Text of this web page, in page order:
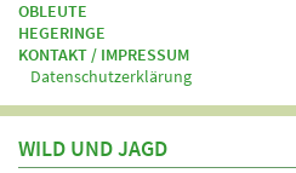
OBLEUTE
HEGERINGE
KONTAKT / IMPRESSUM
Datenschutzerklärung
WILD UND JAGD